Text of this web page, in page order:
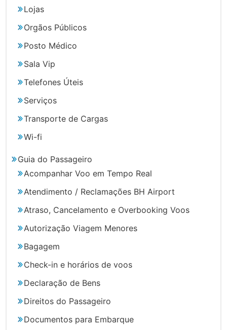
Lojas
Orgãos Públicos
Posto Médico
Sala Vip
Telefones Úteis
Serviços
Transporte de Cargas
Wi-fi
Guia do Passageiro
Acompanhar Voo em Tempo Real
Atendimento / Reclamações BH Airport
Atraso, Cancelamento e Overbooking Voos
Autorização Viagem Menores
Bagagem
Check-in e horários de voos
Declaração de Bens
Direitos do Passageiro
Documentos para Embarque